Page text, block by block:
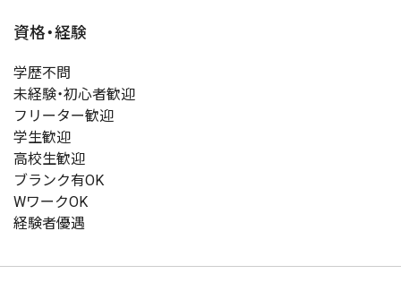
資格・経験
学歴不問
未経験・初心者歓迎
フリーター歓迎
学生歓迎
高校生歓迎
ブランク有OK
WワークOK
経験者優遇